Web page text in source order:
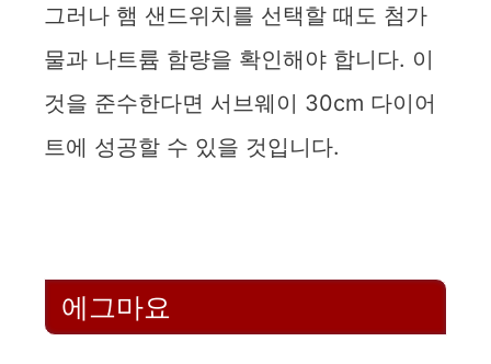
그러나 햄 샌드위치를 선택할 때도 첨가
물과 나트륨 함량을 확인해야 합니다. 이
것을 준수한다면 서브웨이 30cm 다이어
트에 성공할 수 있을 것입니다.
에그마요